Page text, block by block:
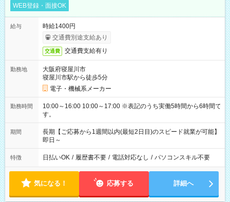
WEB登録・面接OK
給与
時給1400円
交通費別途支給あり
交通費 交通費支給有り
勤務地
大阪府寝屋川市
寝屋川市駅から徒歩5分
電子・機械系メーカー
勤務時間
10:00～16:00 10:00～17:00 ※表記のうち実働5時間から6時間で
す。
期間
長期【ご応募から1週間以内(最短2日目)のスピード就業が可能】
即日～
特徴 日払いOK / 履歴書不要 / 電話対応なし / パソコンスキル不要
気になる！ 応募する 詳細へ